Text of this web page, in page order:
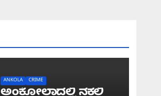
ANKOLA CRIME